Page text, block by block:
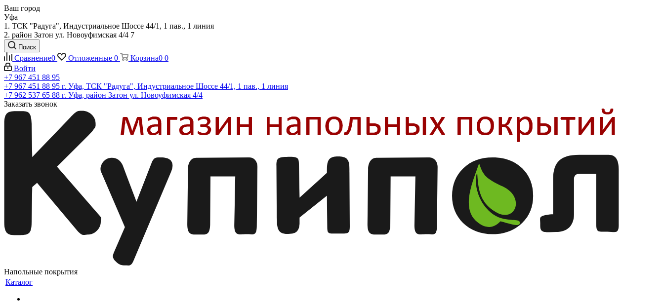
Ваш город
Уфа
1. ТСК "Радуга", Индустриальное Шоссе 44/1, 1 пав., 1 линия
2. район Затон ул. Новоуфимская 4/4 7
Поиск
Сравнение0 Отложенные 0 Корзина0 0
Войти
+7 967 451 88 95
+7 967 451 88 95 г. Уфа, ТСК "Радуга", Индустриальное Шоссе 44/1, 1 пав., 1 линия
+7 962 537 65 88 г. Уфа, район Затон ул. Новоуфимская 4/4
Заказать звонок
Напольные покрытия
Каталог